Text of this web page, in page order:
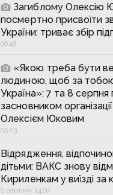
Загиблому Олексію
посмертно присвоїти
України: триває збір
06:48
«Якою треба бути
людиною, щоб за
Україна»: 7 та 8
засновником
Олексієм Юковим
05:23
Відрядження,
дітьми: ВАКС знову
Кириленкам у виїзді за
6 серпня, 14:00